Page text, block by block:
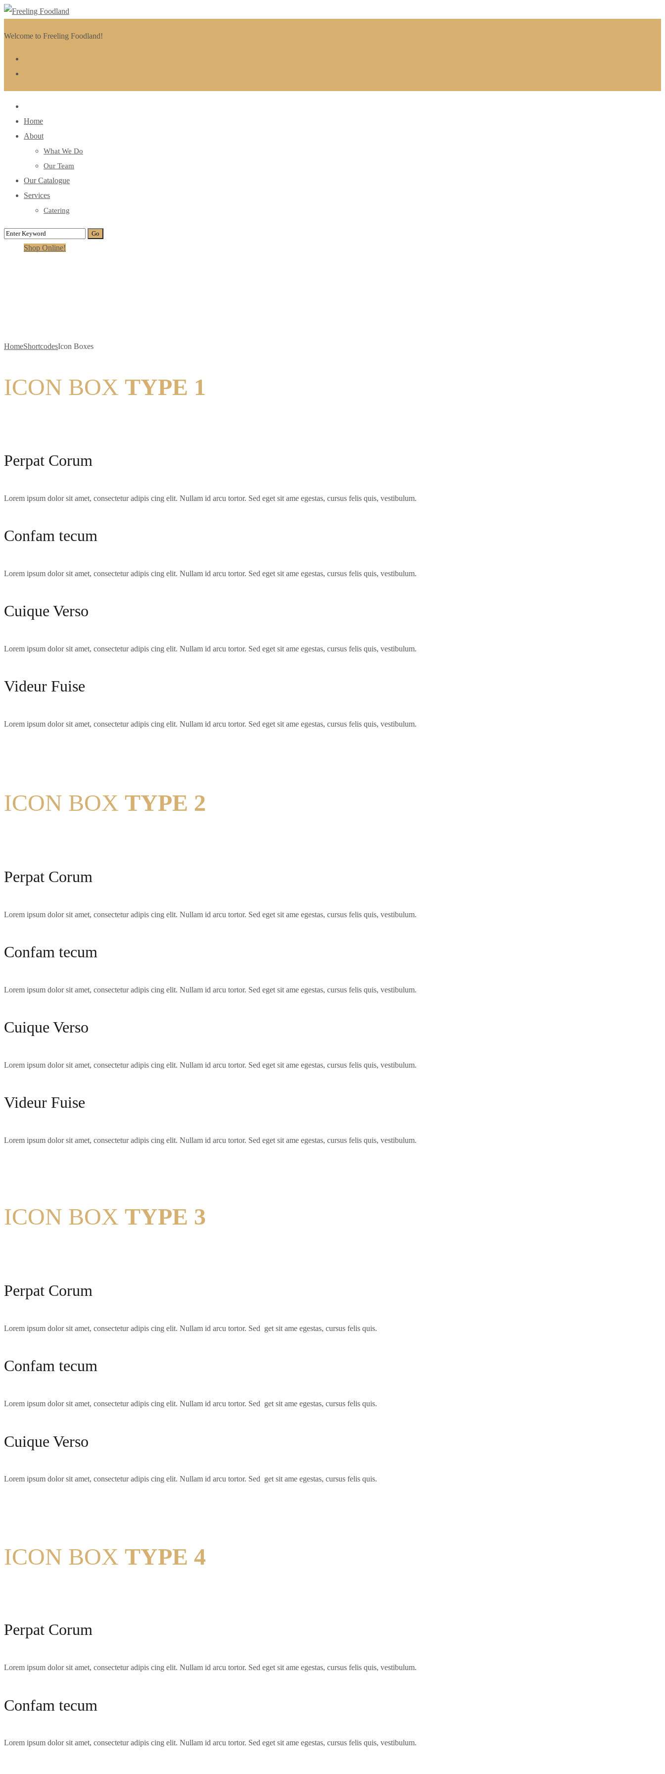
Welcome to Freeling Foodland!
Home
About
What We Do
Our Team
Our Catalogue
Services
Catering
Shop Online!
HomeShortcodesIcon Boxes
ICON BOX TYPE 1
Perpat Corum
Lorem ipsum dolor sit amet, consectetur adipis cing elit. Nullam id arcu tortor. Sed eget sit ame egestas, cursus felis quis, vestibulum.
Confam tecum
Lorem ipsum dolor sit amet, consectetur adipis cing elit. Nullam id arcu tortor. Sed eget sit ame egestas, cursus felis quis, vestibulum.
Cuique Verso
Lorem ipsum dolor sit amet, consectetur adipis cing elit. Nullam id arcu tortor. Sed eget sit ame egestas, cursus felis quis, vestibulum.
Videur Fuise
Lorem ipsum dolor sit amet, consectetur adipis cing elit. Nullam id arcu tortor. Sed eget sit ame egestas, cursus felis quis, vestibulum.
ICON BOX TYPE 2
Perpat Corum
Lorem ipsum dolor sit amet, consectetur adipis cing elit. Nullam id arcu tortor. Sed eget sit ame egestas, cursus felis quis, vestibulum.
Confam tecum
Lorem ipsum dolor sit amet, consectetur adipis cing elit. Nullam id arcu tortor. Sed eget sit ame egestas, cursus felis quis, vestibulum.
Cuique Verso
Lorem ipsum dolor sit amet, consectetur adipis cing elit. Nullam id arcu tortor. Sed eget sit ame egestas, cursus felis quis, vestibulum.
Videur Fuise
Lorem ipsum dolor sit amet, consectetur adipis cing elit. Nullam id arcu tortor. Sed eget sit ame egestas, cursus felis quis, vestibulum.
ICON BOX TYPE 3
Perpat Corum
Lorem ipsum dolor sit amet, consectetur adipis cing elit. Nullam id arcu tortor. Sed get sit ame egestas, cursus felis quis.
Confam tecum
Lorem ipsum dolor sit amet, consectetur adipis cing elit. Nullam id arcu tortor. Sed get sit ame egestas, cursus felis quis.
Cuique Verso
Lorem ipsum dolor sit amet, consectetur adipis cing elit. Nullam id arcu tortor. Sed get sit ame egestas, cursus felis quis.
ICON BOX TYPE 4
Perpat Corum
Lorem ipsum dolor sit amet, consectetur adipis cing elit. Nullam id arcu tortor. Sed eget sit ame egestas, cursus felis quis, vestibulum.
Confam tecum
Lorem ipsum dolor sit amet, consectetur adipis cing elit. Nullam id arcu tortor. Sed eget sit ame egestas, cursus felis quis, vestibulum.